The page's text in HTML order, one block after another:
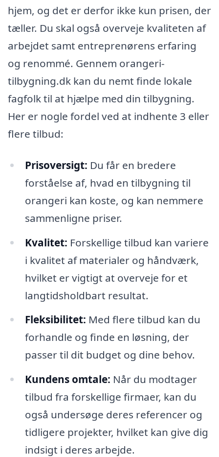
hjem, og det er derfor ikke kun prisen, der
tæller. Du skal også overveje kvaliteten af
arbejdet samt entreprenørens erfaring
og renommé. Gennem orangeri-
tilbygning.dk kan du nemt finde lokale
fagfolk til at hjælpe med din tilbygning.
Her er nogle fordel ved at indhente 3 eller
flere tilbud:
Prisoversigt: Du får en bredere
forståelse af, hvad en tilbygning til
orangeri kan koste, og kan nemmere
sammenligne priser.
Kvalitet: Forskellige tilbud kan variere
i kvalitet af materialer og håndværk,
hvilket er vigtigt at overveje for et
langtidsholdbart resultat.
Fleksibilitet: Med flere tilbud kan du
forhandle og finde en løsning, der
passer til dit budget og dine behov.
Kundens omtale: Når du modtager
tilbud fra forskellige firmaer, kan du
også undersøge deres referencer og
tidligere projekter, hvilket kan give dig
indsigt i deres arbejde.